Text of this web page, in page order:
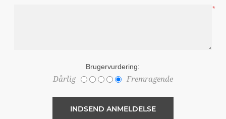
*
Brugervurdering:
Dårlig Fremragende